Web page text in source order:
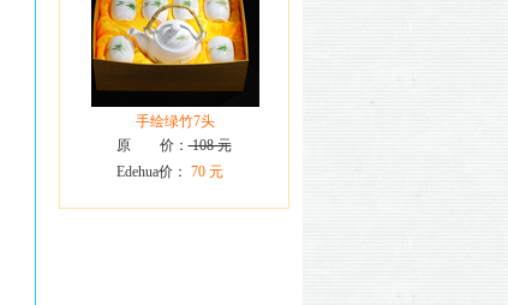
手绘绿竹7头
原 价：108 元
Edehua价： 70 元